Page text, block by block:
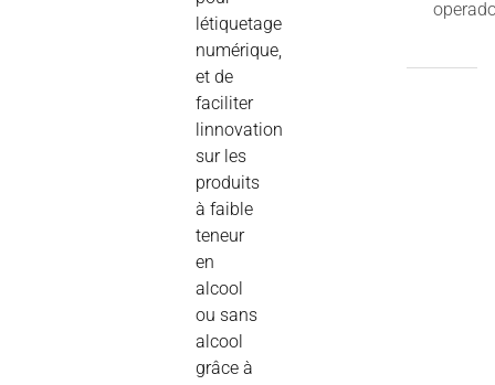
létiquetage
numérique,
et de
faciliter
linnovation
sur les
produits
à faible
teneur
en
alcool
ou sans
alcool
grâce à